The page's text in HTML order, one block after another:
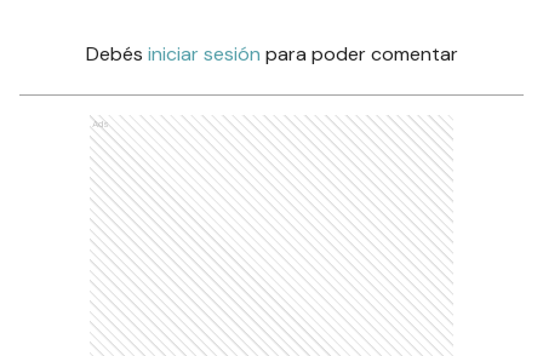
Debés iniciar sesión para poder comentar
Ads